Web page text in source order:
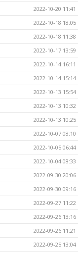
2022-10-20 11:41
2022-10-18 18:05
2022-10-18 11:38
2022-10-17 13:59
2022-10-14 16:11
2022-10-14 15:14
2022-10-13 15:54
2022-10-13 10:32
2022-10-13 10:25
2022-10-07 08:10
2022-10-05 06:44
2022-10-04 08:33
2022-09-30 20:06
2022-09-30 09:16
2022-09-27 11:22
2022-09-26 13:16
2022-09-26 11:21
2022-09-25 13:04